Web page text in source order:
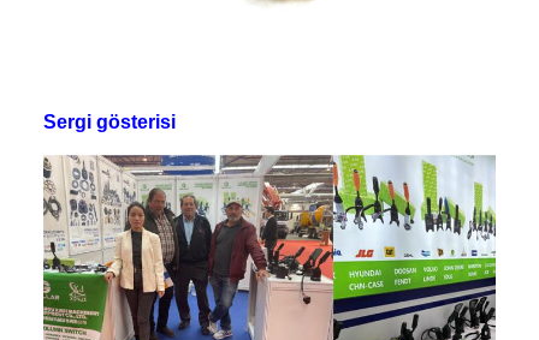
Sergi gösterisi